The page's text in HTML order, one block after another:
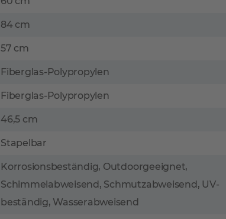
84 cm
57 cm
Fiberglas-Polypropylen
Fiberglas-Polypropylen
46,5 cm
Stapelbar
Korrosionsbeständig, Outdoorgeeignet,
Schimmelabweisend, Schmutzabweisend, UV-
beständig, Wasserabweisend